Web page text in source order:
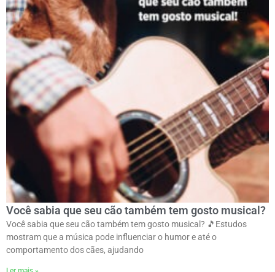
Você sabia que seu cão também tem gosto musical?
Você sabia que seu cão também tem gosto musical? 🎵ㅤEstudos
mostram que a música pode influenciar o humor e até o
comportamento dos cães, ajudando